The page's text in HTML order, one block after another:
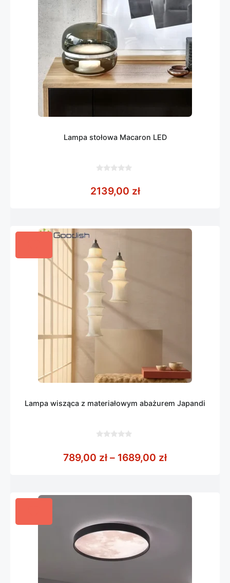
Lampa stołowa Macaron LED
5
2139,00 zł
Lampa wisząca z materiałowym abażurem Japandi
5
789,00 zł – 1689,00 złZakres cen: